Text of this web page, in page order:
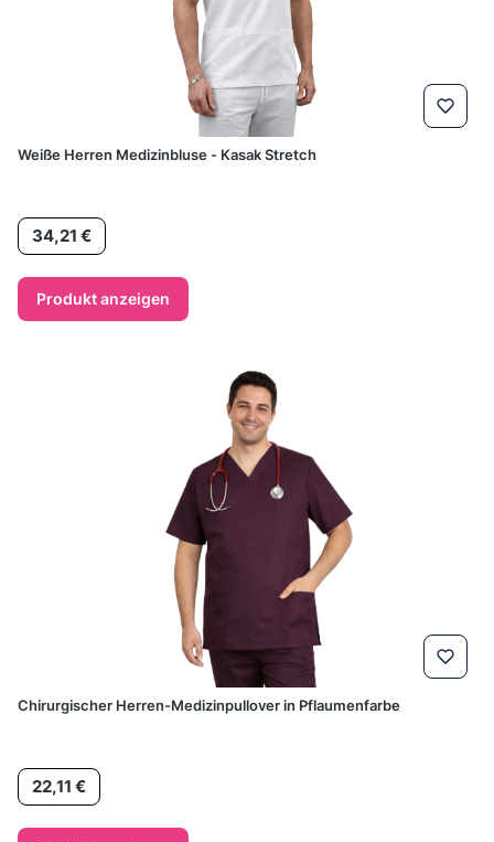
Weiße Herren Medizinbluse - Kasak Stretch
Preis
34,21 €
Produkt anzeigen
Chirurgischer Herren-Medizinpullover in Pflaumenfarbe
Preis
22,11 €